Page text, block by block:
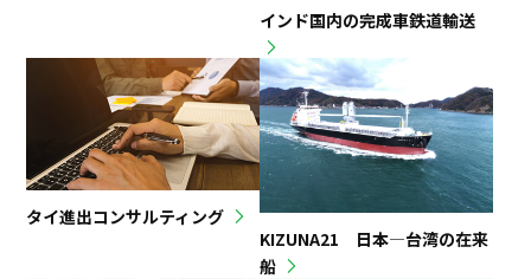
インド国内の完成車鉄道輸送
タイ進出コンサルティング
KIZUNA21 日本―台湾の在来
船